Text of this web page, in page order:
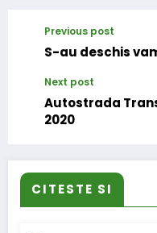
Previous post
S-au deschis
Next post
Autostrada
2020
CITESTE SI